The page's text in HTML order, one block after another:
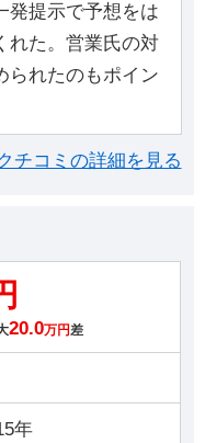
発提示で予想をは
れた。営業氏の対
られたのもポイン
チコミの詳細を見る
20.0万円差
年